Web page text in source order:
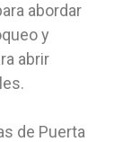
abordar
y
abrir
de Puerta